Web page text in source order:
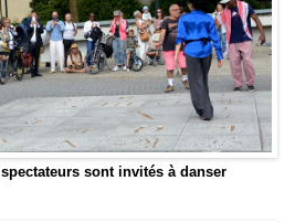
sont invités à danser